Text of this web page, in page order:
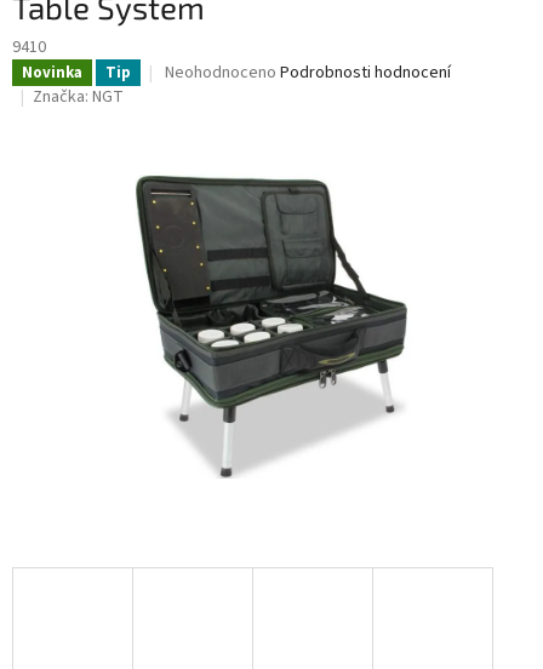
9410
Novinka Tip
Průměrné
z
hvězdiček.
Neohodnoceno Podrobnosti hodnocení
Značka: NGT